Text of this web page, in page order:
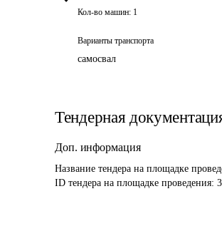
Кол-во машин: 1
Варианты транспорта
самосвал
Тендерная
Доп. информация
Название тендера на площадке
ID тендера на площадке проведения: